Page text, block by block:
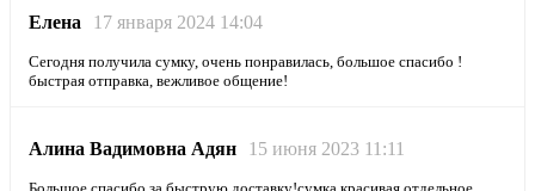
Елена 17 января 2024 14:04
Сегодня получила сумку, очень понравилась, большое спасибо !
быстрая отправка, вежливое общение!
Алина Вадимовна Адян 15 июня 2023 11:11